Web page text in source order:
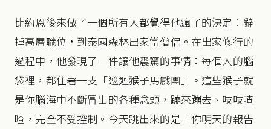
比約恩後來做了一個所有人都覺得他瘋了的決定：辭
掉高層職位，到泰國森林出家當僧侶。在出家修行的
過程中，他發現了一件讓他震驚的事情：每個人的腦
袋裡，都住著一支「巡迴猴子馬戲團」。這些猴子就
是你腦海中不斷冒出的各種念頭，蹦來蹦去、吱吱喳
喳，完全不受控制。今天跳出來的是「你明天的報告